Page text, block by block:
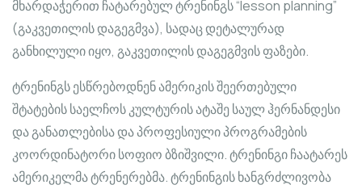
მხარდაჭერით ჩატარებულ ტრენინგს “lesson planning”
(გაკვეთილის დაგეგმვა), სადაც დეტალურად
განხილული იყო, გაკვეთილის დაგეგმვის ფაზები.
ტრენინგს ესწრებოდნენ ამერიკის შეერთებული
შტატების საელჩოს კულტურის ატაშე საულ ჰერნანდესი
და განათლებისა და პროფესიული პროგრამების
კოორდინატორი სოფიო ბზიშვილი. ტრენინგი ჩაატარეს
ამერიკელმა ტრენერებმა. ტრენინგის ხანგრძლივობა